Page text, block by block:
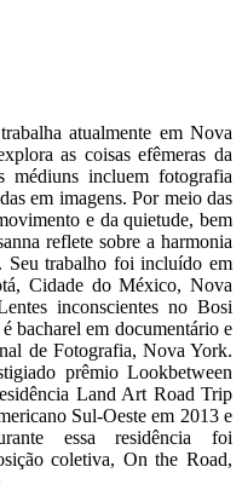
atualmente em Nova
as coisas efêmeras da
médiuns incluem fotografia
em imagens. Por meio das
e da quietude, bem
reflete sobre a harmonia
Seu trabalho foi incluído em
Cidade do México, Nova
inconscientes no Bosi
bacharel em documentário e
de Fotografia, Nova York.
prêmio Lookbetween
Land Art Road Trip
Sul-Oeste em 2013 e
essa residência foi
coletiva, On the Road,